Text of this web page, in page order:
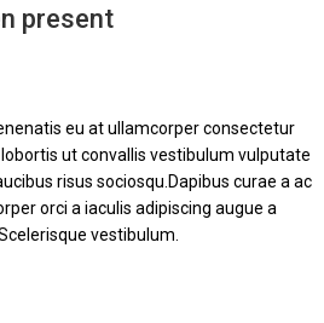
present
eu at ullamcorper consectetur
ut convallis vestibulum vulputate
risus sociosqu.Dapibus curae a ac
orci a iaculis adipiscing augue a
vestibulum.